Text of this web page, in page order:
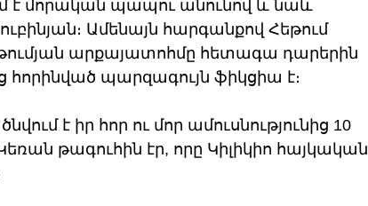
է մորական պապու անունով և նաև
Ամենայն հարգանքով Հեթում
արքայատոհմը հետագա դարերին
պարզագույն ֆիկցիա է։
է իր հոր ու մոր ամուսնությունից 10
թագուհին էր, որը Կիլիկիո հայկական